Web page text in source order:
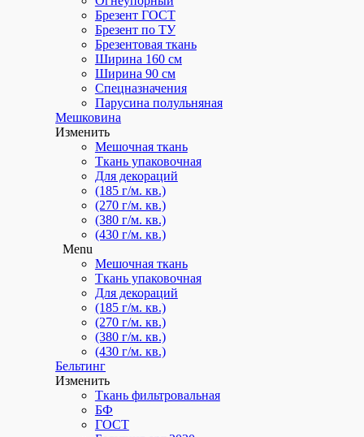
Для транспортировки
Для самосвалов
Шторы-Завесы ПВХ
Для производств
Для автомоек
Для СТО
Прозрачные шторы
Полосовые шторы
Полосовые завесы
Menu
Для производств
Для автомоек
Для СТО
Прозрачные шторы
Полосовые шторы
Полосовые завесы
Прозрачные шторы
Брезент ГОСТ
Брезент по ТУ
Брезентовая ткань
Ширина 160 см
Ширина 90 см
Спецназначения
Парусина полульняная
Мешковина
Изменить
Мешочная ткань
Ткань упаковочная
Для декораций
(185 г/м. кв.)
(270 г/м. кв.)
(380 г/м. кв.)
(430 г/м. кв.)
Menu
Мешочная ткань
Ткань упаковочная
Для декораций
(185 г/м. кв.)
(270 г/м. кв.)
(380 г/м. кв.)
(430 г/м. кв.)
Бельтинг
Изменить
Ткань фильтровальная
БФ
ГОСТ